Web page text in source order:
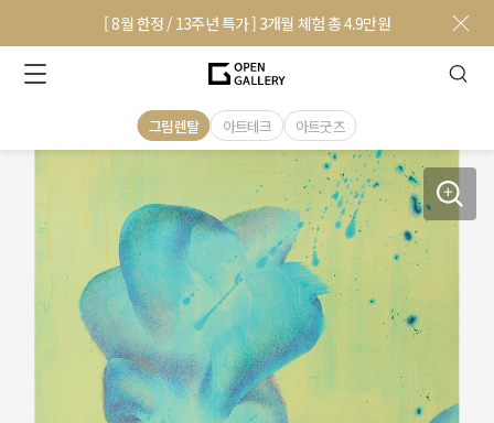
[ 8월 한정 / 13주년 특가 ] 3개월 체험 총 4.9만원
그림렌탈 아트테크 아트굿즈